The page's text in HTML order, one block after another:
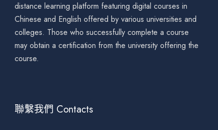
distance learning platform featuring digital courses in
Chinese and English offered by various universities and
colleges. Those who successfully complete a course
may obtain a certification from the university offering the
course.
聯繫我們 Contacts